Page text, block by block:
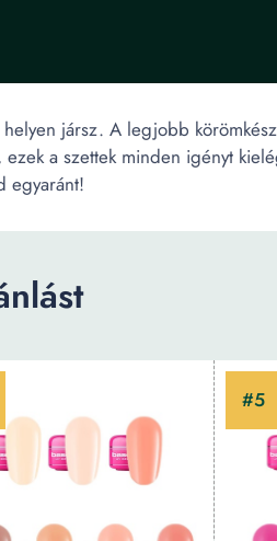
jársz. A legjobb
a szettek minden igényt
egyaránt!